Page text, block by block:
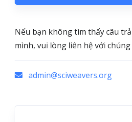
Nếu bạn không tìm thấy câu
mình, vui lòng liên hệ với
admin@sciweavers.org